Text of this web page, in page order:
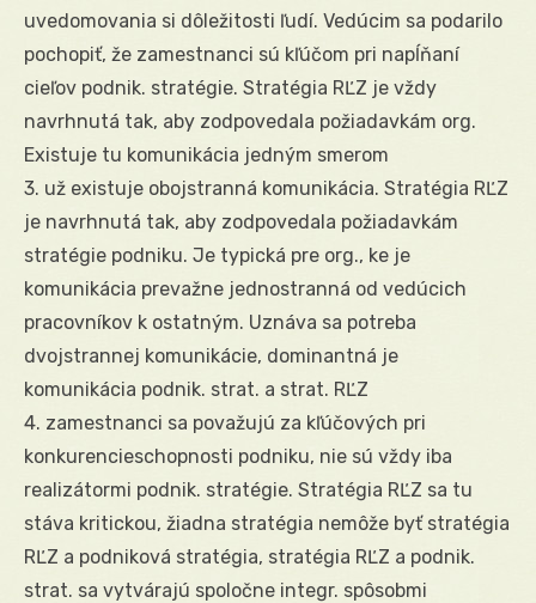
uvedomovania si dôležitosti ľudí. Vedúcim sa podarilo
pochopiť, že zamestnanci sú kľúčom pri napĺňaní
cieľov podnik. stratégie. Stratégia RĽZ je vždy
navrhnutá tak, aby zodpovedala požiadavkám org.
Existuje tu komunikácia jedným smerom
3. už existuje obojstranná komunikácia. Stratégia RĽZ
je navrhnutá tak, aby zodpovedala požiadavkám
stratégie podniku. Je typická pre org., ke je
komunikácia prevažne jednostranná od vedúcich
pracovníkov k ostatným. Uznáva sa potreba
dvojstrannej komunikácie, dominantná je
komunikácia podnik. strat. a strat. RĽZ
4. zamestnanci sa považujú za kľúčových pri
konkurencieschopnosti podniku, nie sú vždy iba
realizátormi podnik. stratégie. Stratégia RĽZ sa tu
stáva kritickou, žiadna stratégia nemôže byť stratégia
RĽZ a podniková stratégia, stratégia RĽZ a podnik.
strat. sa vytvárajú spoločne integr. spôsobmi